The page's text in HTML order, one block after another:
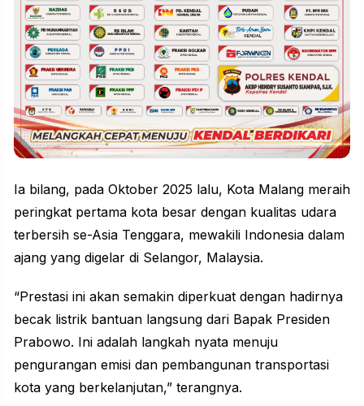
Ia bilang, pada Oktober 2025 lalu, Kota Malang meraih
peringkat pertama kota besar dengan kualitas udara
terbersih se-Asia Tenggara, mewakili Indonesia dalam
ajang yang digelar di Selangor, Malaysia.
“Prestasi ini akan semakin diperkuat dengan hadirnya
becak listrik bantuan langsung dari Bapak Presiden
Prabowo. Ini adalah langkah nyata menuju
pengurangan emisi dan pembangunan transportasi
kota yang berkelanjutan,” terangnya.